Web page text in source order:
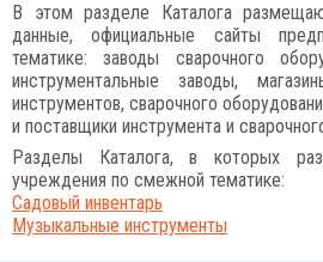
В этом разделе Каталога
данные, официальные сайты
тематике: заводы сварочного
инструментальные заводы,
инструментов, сварочного
и поставщики инструмента и
Разделы Каталога, в которых
учреждения по смежной тематике:
Садовый инвентарь
Музыкальные инструменты